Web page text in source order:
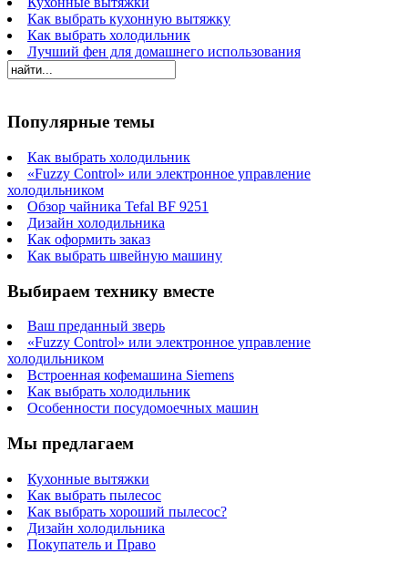
Как выбрать кухонную вытяжку
Как выбрать холодильник
Лучший фен для домашнего использования
Популярные темы
Как выбрать холодильник
«Fuzzy Control» или электронное управление
холодильником
Обзор чайника Tefal BF 9251
Дизайн холодильника
Как оформить заказ
Как выбрать швейную машину
Выбираем технику вместе
Ваш преданный зверь
«Fuzzy Control» или электронное управление
холодильником
Встроенная кофемашина Siemens
Как выбрать холодильник
Особенности посудомоечных машин
Мы предлагаем
Кухонные вытяжки
Как выбрать пылесос
Как выбрать хороший пылесос?
Дизайн холодильника
Покупатель и Право